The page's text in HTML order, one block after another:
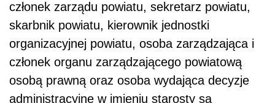
członek zarządu powiatu, sekretarz powiatu,
skarbnik powiatu, kierownik jednostki
organizacyjnej powiatu, osoba zarządzająca i
członek organu zarządzającego powiatową
osobą prawną oraz osoba wydająca decyzje
administracyjne w imieniu starosty są